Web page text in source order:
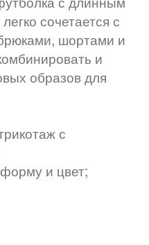
сочетается с
шортами и
и
образов для
с
и цвет;